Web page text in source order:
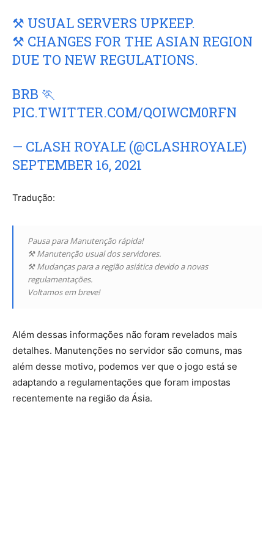
⚒️ USUAL SERVERS UPKEEP.
⚒️ CHANGES FOR THE ASIAN REGION
DUE TO NEW REGULATIONS.
BRB 🏃
PIC.TWITTER.COM/QOIWCM0RFN
— CLASH ROYALE (@CLASHROYALE)
SEPTEMBER 16, 2021
Tradução:
Pausa para Manutenção rápida!
⚒ Manutenção usual dos servidores.
⚒ Mudanças para a região asiática devido a novas
regulamentações.
Voltamos em breve!
Além dessas informações não foram revelados mais
detalhes. Manutenções no servidor são comuns, mas
além desse motivo, podemos ver que o jogo está se
adaptando a regulamentações que foram impostas
recentemente na região da Ásia.